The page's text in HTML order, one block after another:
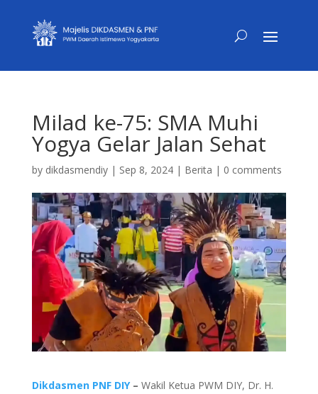
Milad ke-75: SMA Muhi
Yogya Gelar Jalan Sehat
by dikdasmendiy| Sep 8, 2024| Berita | 0 comments
Dikdasmen PNF DIY– Wakil Ketua PWM DIY, Dr. H.